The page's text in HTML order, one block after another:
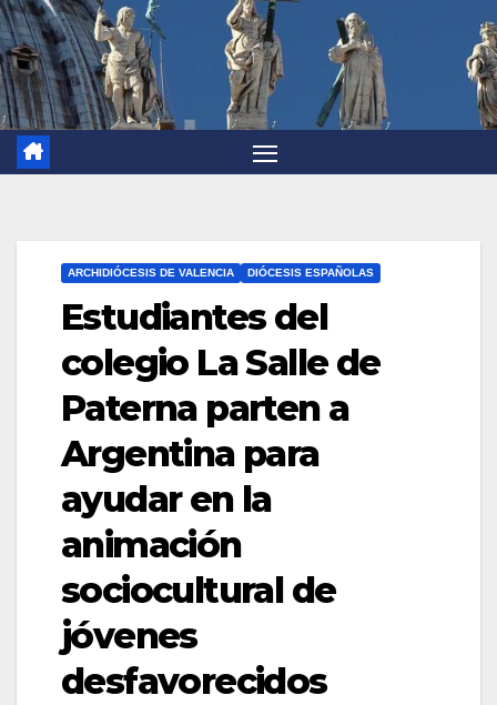
ARCHIDIÓCESIS DE VALENCIA DIÓCESIS ESPAÑOLAS
Estudiantes del
colegio La Salle de
Paterna parten a
Argentina para
ayudar en la
animación
sociocultural de
jóvenes
desfavorecidos